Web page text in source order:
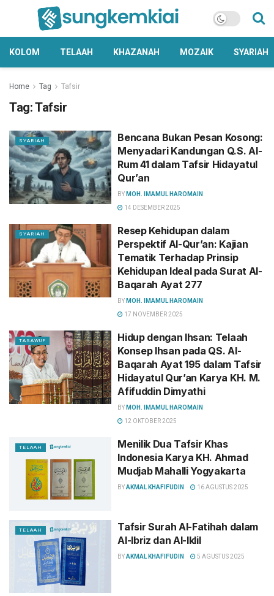
KOLOM TELAAH KHAZANAH MOZAIK SYARIAH
Home Tag Tafsir
Tag:Tafsir
SYARIAH
Bencana Bukan Pesan Kosong:
Menyadari Kandungan Q.S. Al-
Rum 41 dalam Tafsir Hidayatul
Qur’an
BY MOH. IMAMUL HAROMAIN
14 DESEMBER 2025
SYARIAH
Resep Kehidupan dalam
Perspektif Al-Qur’an: Kajian
Tematik Terhadap Prinsip
Kehidupan Ideal pada Surat Al-
Baqarah Ayat 277
BY MOH. IMAMUL HAROMAIN
17 NOVEMBER 2025
TASAWUF
Hidup dengan Ihsan: Telaah
Konsep Ihsan pada QS. Al-
Baqarah Ayat 195 dalam Tafsir
Hidayatul Qur’an Karya KH. M.
Afifuddin Dimyathi
BY MOH. IMAMUL HAROMAIN
12 OKTOBER 2025
TELAAH
Menilik Dua Tafsir Khas
Indonesia Karya KH. Ahmad
Mudjab Mahalli Yogyakarta
BYAKMAL KHAFIFUDIN 16 AGUSTUS 2025
TELAAH
Tafsir Surah Al-Fatihah dalam
Al-Ibriz dan Al-Iklil
BYAKMAL KHAFIFUDIN 5 AGUSTUS 2025